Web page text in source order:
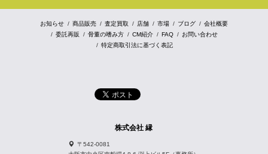
お知らせ 商品販売 査定買取 店舗 市場 ブログ
会社概要
委託再販
骨董の嗜み方 CM紹介 FAQ
お問い合わせ
特定商取引法に基づく表記
株式会社 縁
〒542-0081